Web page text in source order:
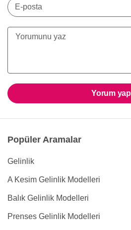
E-posta
Yorum yap
Popüler Aramalar
Gelinlik
A Kesim Gelinlik Modelleri
Balık Gelinlik Modelleri
Prenses Gelinlik Modelleri